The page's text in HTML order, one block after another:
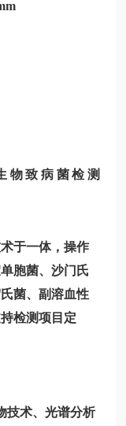
物致病菌检测
于一体，操作
胞菌、沙门氏
菌、副溶血性
检测项目定
技术、光谱分析